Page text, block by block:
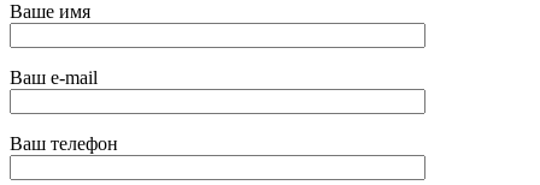
Ваше имя
Ваш e-mail
Ваш телефон